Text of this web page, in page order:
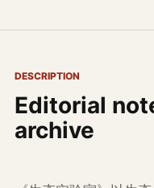
DESCRIPTION
Editorial
archive